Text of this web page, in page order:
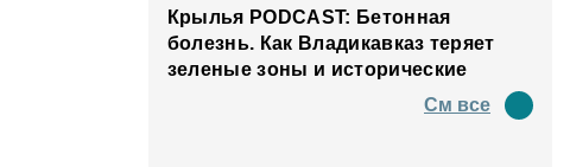
Крылья PODCAST: Бетонная
болезнь. Как Владикавказ теряет
зеленые зоны и исторические
См все